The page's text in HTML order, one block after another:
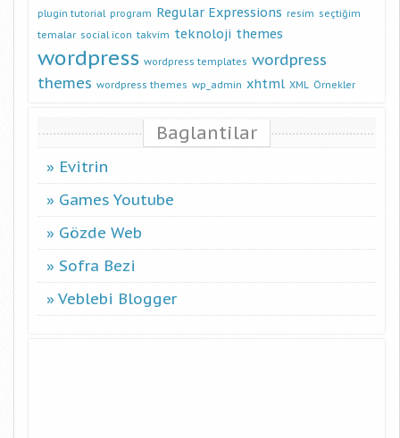
plugin tutorial program Regular Expressions resim seçtiğim
temalar social icon takvim teknoloji themes
wordpress wordpress templates wordpress
themes wordpress themes wp_admin xhtml XML Örnekler
Baglantilar
Evitrin
Games Youtube
Gözde Web
Sofra Bezi
Veblebi Blogger